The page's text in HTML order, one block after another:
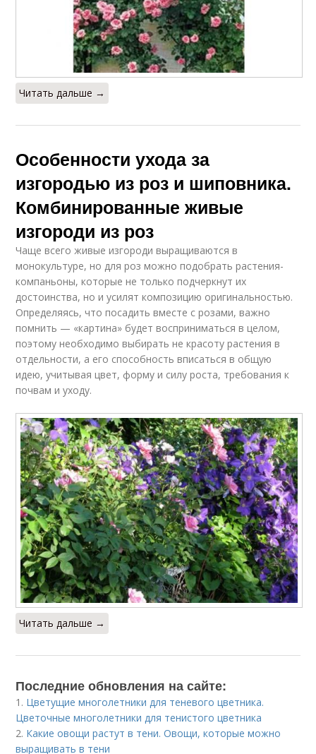
Читать дальше →
Особенности ухода за
изгородью из роз и шиповника.
Комбинированные живые
изгороди из роз
Чаще всего живые изгороди выращиваются в
монокультуре, но для роз можно подобрать растения-
компаньоны, которые не только подчеркнут их
достоинства, но и усилят композицию оригинальностью.
Определяясь, что посадить вместе с розами, важно
помнить — «картина» будет восприниматься в целом,
поэтому необходимо выбирать не красоту растения в
отдельности, а его способность вписаться в общую
идею, учитывая цвет, форму и силу роста, требования к
почвам и уходу.
Читать дальше →
Последние обновления на сайте:
1. Цветущие многолетники для теневого цветника.
Цветочные многолетники для тенистого цветника
2. Какие овощи растут в тени. Овощи, которые можно
выращивать в тени